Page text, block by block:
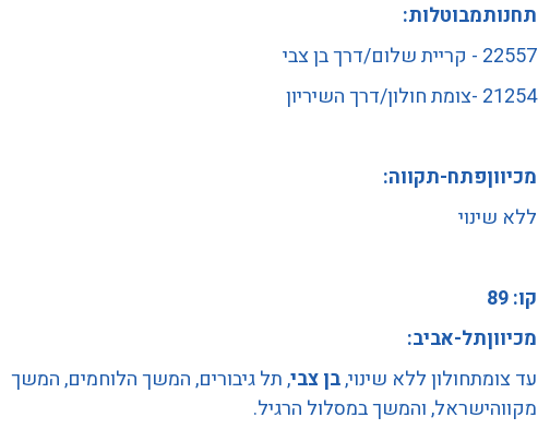
תחנותמבוטלות:
22557 - קריית שלום/דרך בן צבי
21254 -צומת חולון/דרך השיריון
מכיווןפתח-תקווה:
ללא שינוי
קו: 89
מכיווןתל-אביב:
עד צומתחולון ללא שינוי,בן צבי, תל גיבורים, המשך הלוחמים, המשך
מקווהישראל, והמשך במסלול הרגיל.